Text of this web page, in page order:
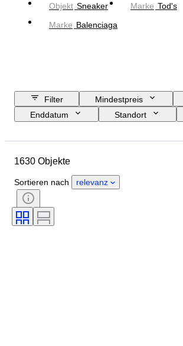
Objekt Sneaker Marke Tod's
Marke Balenciaga
Filter Mindestpreis
Enddatum
Standort
Geschlecht
Unterschrift
Farbe
Accessoires enthalten
Modell
1630 Objekte
Sortieren nach relevanz